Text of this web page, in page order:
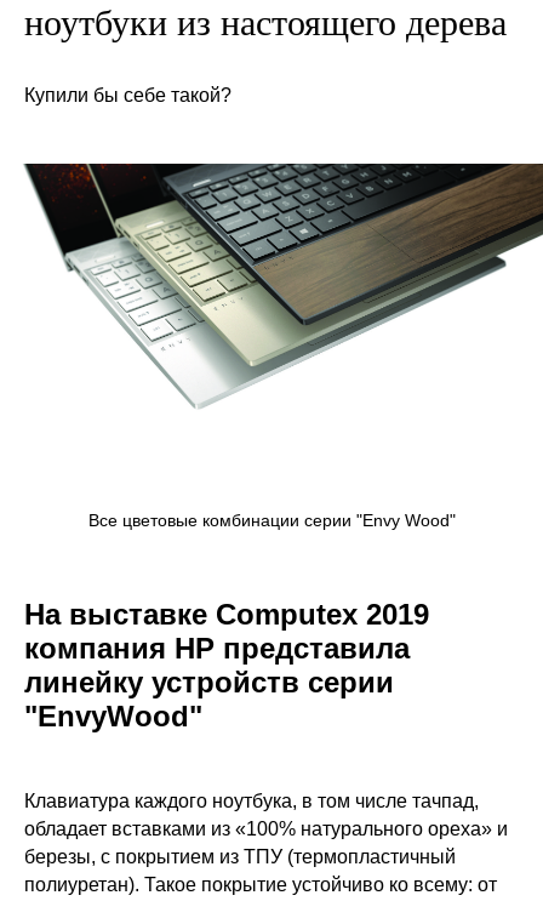
ноутбуки из настоящего дерева
Купили бы себе такой?
Все цветовые комбинации серии "Envy Wood"
На выставке Computex 2019
компания HP представила
линейку устройств серии
"EnvyWood"
Клавиатура каждого ноутбука, в том числе тачпад,
обладает вставками из «100% натурального ореха» и
березы, с покрытием из ТПУ (термопластичный
полиуретан). Такое покрытие устойчиво ко всему: от